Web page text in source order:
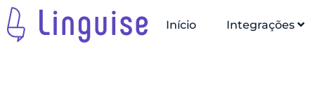
Início Integrações